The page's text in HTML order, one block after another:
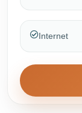
Internet